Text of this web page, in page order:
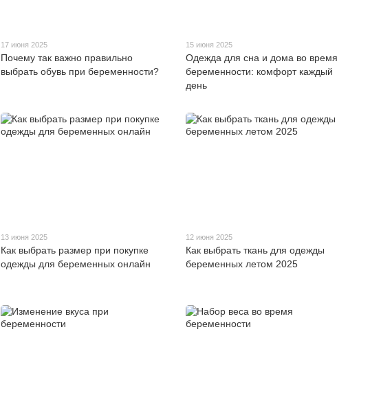
17 июня 2025
Почему так важно правильно
выбрать обувь при беременности?
15 июня 2025
Одежда для сна и дома во время
беременности: комфорт каждый
день
13 июня 2025
Как выбрать размер при покупке
одежды для беременных онлайн
12 июня 2025
Как выбрать ткань для одежды
беременных летом 2025